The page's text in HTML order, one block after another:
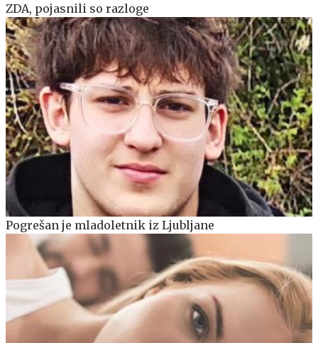
ZDA, pojasnili so razloge
Pogrešan je mladoletnik iz Ljubljane